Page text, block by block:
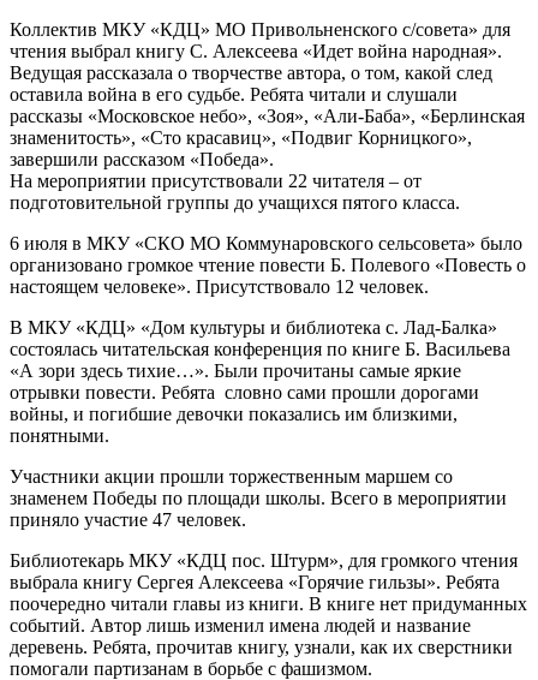
Коллектив МКУ «КДЦ» МО Привольненского с/совета» для
чтения выбрал книгу С. Алексеева «Идет война народная».
Ведущая рассказала о творчестве автора, о том, какой след
оставила война в его судьбе. Ребята читали и слушали
рассказы «Московское небо», «Зоя», «Али-Баба», «Берлинская
знаменитость», «Сто красавиц», «Подвиг Корницкого»,
завершили рассказом «Победа».
На мероприятии присутствовали 22 читателя – от
подготовительной группы до учащихся пятого класса.
6 июля в МКУ «СКО МО Коммунаровского сельсовета» было
организовано громкое чтение повести Б. Полевого «Повесть о
настоящем человеке». Присутствовало 12 человек.
В МКУ «КДЦ» «Дом культуры и библиотека с. Лад-Балка»
состоялась читательская конференция по книге Б. Васильева
«А зори здесь тихие…». Были прочитаны самые яркие
отрывки повести. Ребята словно сами прошли дорогами
войны, и погибшие девочки показались им близкими,
понятными.
Участники акции прошли торжественным маршем со
знаменем Победы по площади школы. Всего в мероприятии
приняло участие 47 человек.
Библиотекарь МКУ «КДЦ пос. Штурм», для громкого чтения
выбрала книгу Сергея Алексеева «Горячие гильзы». Ребята
поочередно читали главы из книги. В книге нет придуманных
событий. Автор лишь изменил имена людей и название
деревень. Ребята, прочитав книгу, узнали, как их сверстники
помогали партизанам в борьбе с фашизмом.